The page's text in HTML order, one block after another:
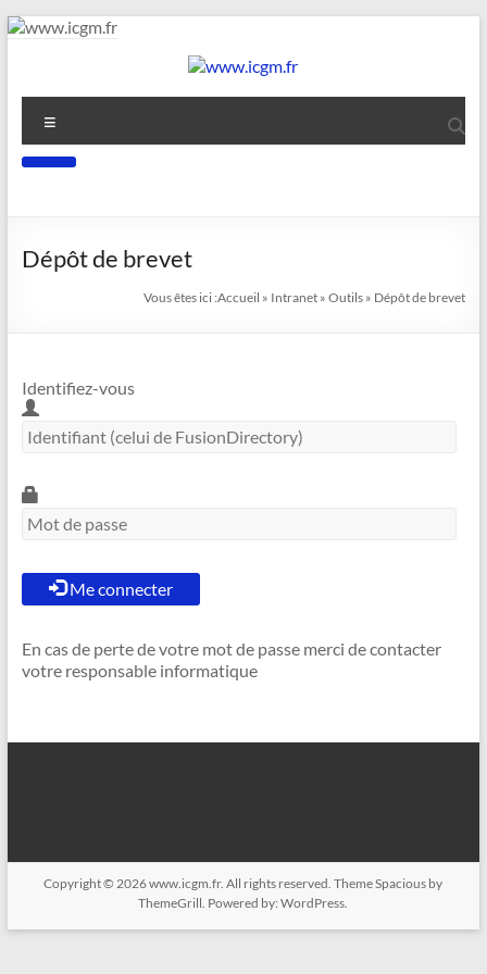
Aller
www.icgm.fr
Slogan
Dépôt de brevet
Vous êtes ici :Accueil » Intranet »Outils » Dépôt de brevet
Identifiez-vous
Me connecter
En cas de perte de votre mot de passe merci de contacter
votre responsable informatique
Copyright © 2026www.icgm.fr. All rights reserved. ThemeSpacious by
ThemeGrill. Powered by:WordPress.